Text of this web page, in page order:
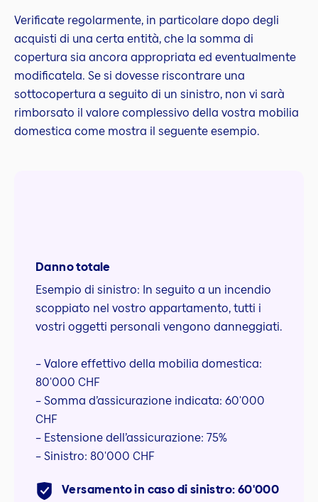
Verificate regolarmente, in particolare dopo degli
acquisti di una certa entità, che la somma di
copertura sia ancora appropriata ed eventualmente
modificatela. Se si dovesse riscontrare una
sottocopertura a seguito di un sinistro, non vi sarà
rimborsato il valore complessivo della vostra mobilia
domestica come mostra il seguente esempio.
Danno totale
Esempio di sinistro: In seguito a un incendio
scoppiato nel vostro appartamento, tutti i
vostri oggetti personali vengono danneggiati.
– Valore effettivo della mobilia domestica:
80'000 CHF
– Somma d’assicurazione indicata: 60'000
CHF
– Estensione dell’assicurazione: 75%
– Sinistro: 80'000 CHF
Versamento in caso di sinistro: 60'000